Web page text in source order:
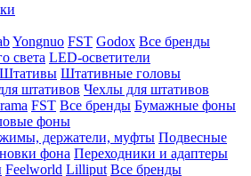
Yongnuo FST Godox Все бренды
света LED-осветители
Штативы Штативные головы
штативов Чехлы для штативов
FST Все бренды Бумажные фоны
фоны
держатели, муфты Подвесные
фона Переходники и адаптеры
Feelworld Lilliput Все бренды